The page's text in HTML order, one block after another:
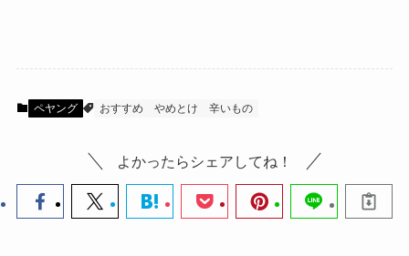
ペヤング おすすめ やめとけ 辛いもの
よかったらシェアしてね！